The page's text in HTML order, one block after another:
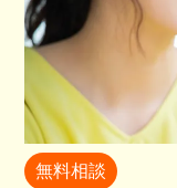
無料相談